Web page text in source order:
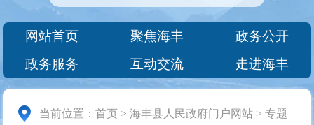
网站首页 聚焦海丰
政务公开
政务服务
互动交流 走进海丰
当前位置：首页 >海丰县人民政府门户网站 >专题